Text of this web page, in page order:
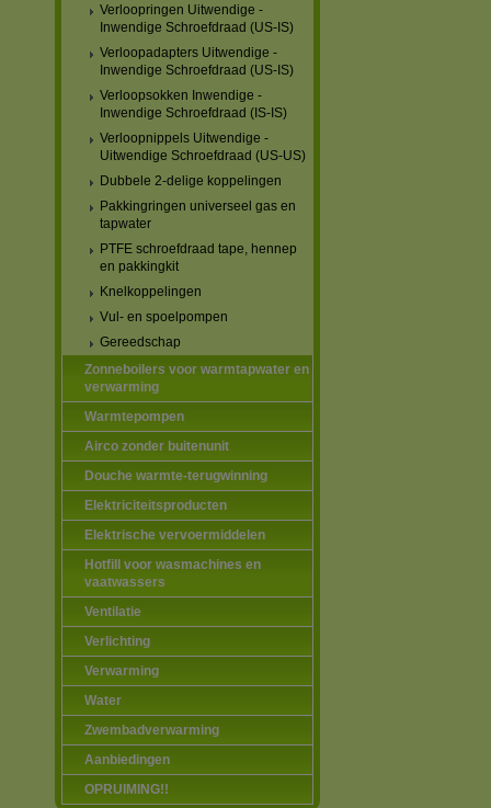
Verloopringen Uitwendige -
Inwendige Schroefdraad (US-IS)
Verloopadapters Uitwendige -
Inwendige Schroefdraad (US-IS)
Verloopsokken Inwendige -
Inwendige Schroefdraad (IS-IS)
Verloopnippels Uitwendige -
Uitwendige Schroefdraad (US-US)
Dubbele 2-delige koppelingen
Pakkingringen universeel gas en
tapwater
PTFE schroefdraad tape, hennep
en pakkingkit
Knelkoppelingen
Vul- en spoelpompen
Gereedschap
Zonneboilers voor warmtapwater en
verwarming
Warmtepompen
Airco zonder buitenunit
Douche warmte-terugwinning
Elektriciteitsproducten
Elektrische vervoermiddelen
Hotfill voor wasmachines en
vaatwassers
Ventilatie
Verlichting
Verwarming
Water
Zwembadverwarming
Aanbiedingen
OPRUIMING!!